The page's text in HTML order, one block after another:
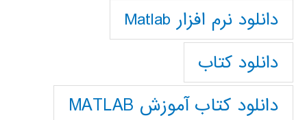
دانلود نرم افزار Matlab
دانلود کتاب
دانلود کتاب آموزش MATLAB